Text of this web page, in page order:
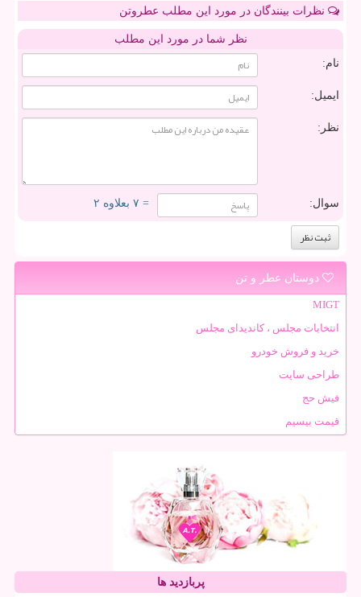
نظرات بینندگان در مورد این مطلب عطروتن
نظر شما در مورد این مطلب
نام:
ایمیل:
نظر:
سوال: = ۷ بعلاوه ۲
دوستان عطر و تن
MIGT
انتخابات مجلس ، کاندیدای مجلس
خرید و فروش خودرو
طراحی سایت
فیش حج
قیمت بیسیم
پربازدید ها